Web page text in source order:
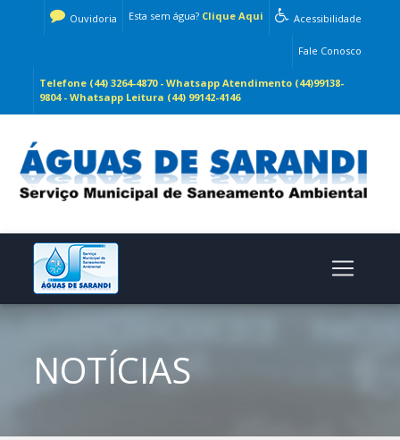
Acessibilidade
Esta sem água? Clique Aqui
Ouvidoria
Fale Conosco
Telefone (44) 3264-4870 - Whatsapp Atendimento (44)99138-
9804 - Whatsapp Leitura (44) 99142-4146
NOTÍCIAS